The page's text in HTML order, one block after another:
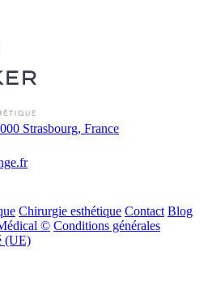
Strasbourg, France
Chirurgie esthétique Contact Blog
© Conditions générales
(UE)